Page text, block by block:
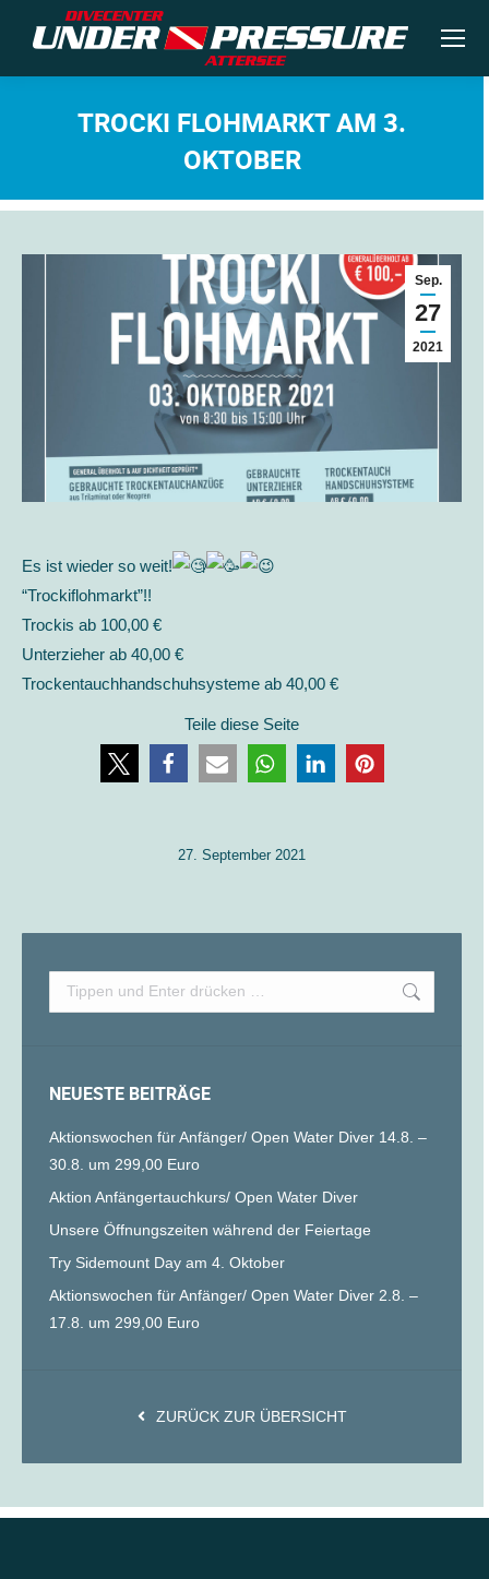
TROCKI FLOHMARKT AM 3.
OKTOBER
Sep.
27
2021
Es ist wieder so weit!
“Trockiflohmarkt”!!
Trockis ab 100,00 €
Unterzieher ab 40,00 €
Trockentauchhandschuhsysteme ab 40,00 €
Teile diese Seite
27. September 2021
Search:
NEUESTE BEITRÄGE
Aktionswochen für Anfänger/ Open Water Diver 14.8. –
30.8. um 299,00 Euro
Aktion Anfängertauchkurs/ Open Water Diver
Unsere Öffnungszeiten während der Feiertage
Try Sidemount Day am 4. Oktober
Aktionswochen für Anfänger/ Open Water Diver 2.8. –
17.8. um 299,00 Euro
ZURÜCK ZUR ÜBERSICHT